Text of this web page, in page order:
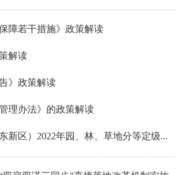
障若干措施》政策解读
解读
》政策解读
理办法》的政策解读
新区）2022年园、林、草地分等定级...